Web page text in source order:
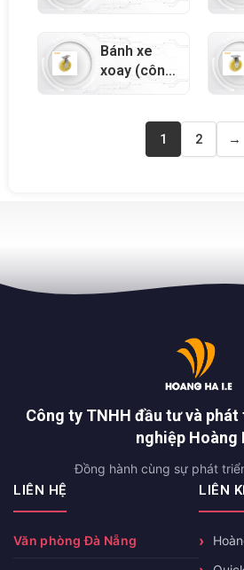
nghiệp) –
Bánh xe
xoay (công
nghiệp) –
1 2 →
Công ty TNHH đầu tư và
nghiệp Hoàng
Đồng hành cùng sự phát
LIÊN HỆ
Văn phòng Đà Nẵng
LIÊN